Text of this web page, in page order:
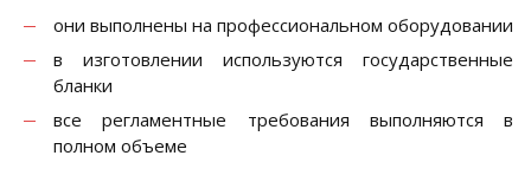
они выполнены на профессиональном оборудовании
в изготовлении используются государственные
бланки
все регламентные требования выполняются в
полном объеме